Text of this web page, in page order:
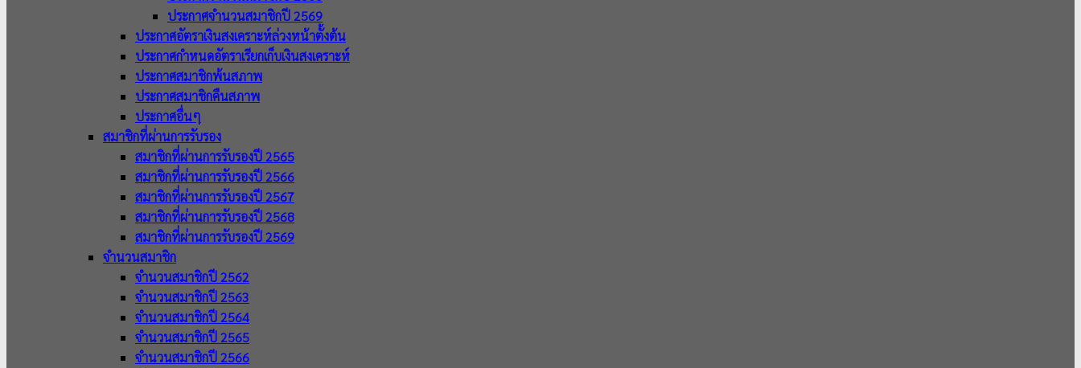
ประกาศจำนวนสมาชิกปี 2569
ประกาศอัตราเงินสงเคราะห์ล่วงหน้าตั้งต้น
ประกาศกำหนดอัตราเรียกเก็บเงินสงเคราะห์
ประกาศสมาชิกพ้นสภาพ
ประกาศสมาชิกคืนสภาพ
ประกาศอื่นๆ
สมาชิกที่ผ่านการรับรอง
สมาชิกที่ผ่านการรับรองปี 2565
สมาชิกที่ผ่านการรับรองปี 2566
สมาชิกที่ผ่านการรับรองปี 2567
สมาชิกที่ผ่านการรับรองปี 2568
สมาชิกที่ผ่านการรับรองปี 2569
จำนวนสมาชิก
จำนวนสมาชิกปี 2562
จำนวนสมาชิกปี 2563
จำนวนสมาชิกปี 2564
จำนวนสมาชิกปี 2565
จำนวนสมาชิกปี 2566